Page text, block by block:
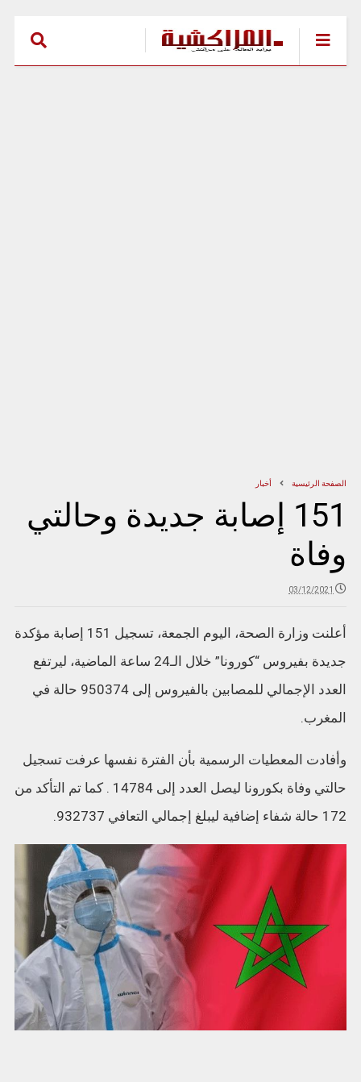
الصفحة الرئيسية أخبار
151 إصابة جديدة وحالتي
وفاة
03/12/2021
أعلنت وزارة الصحة، اليوم الجمعة، تسجيل 151 إصابة مؤكدة
جديدة بفيروس “كورونا” خلال الـ24 ساعة الماضية، ليرتفع
العدد الإجمالي للمصابين بالفيروس إلى 950374 حالة في
المغرب.
وأفادت المعطيات الرسمية بأن الفترة نفسها عرفت تسجيل
حالتي وفاة بكورونا ليصل العدد إلى 14784 . كما تم التأكد من
172 حالة شفاء إضافية ليبلغ إجمالي التعافي 932737.